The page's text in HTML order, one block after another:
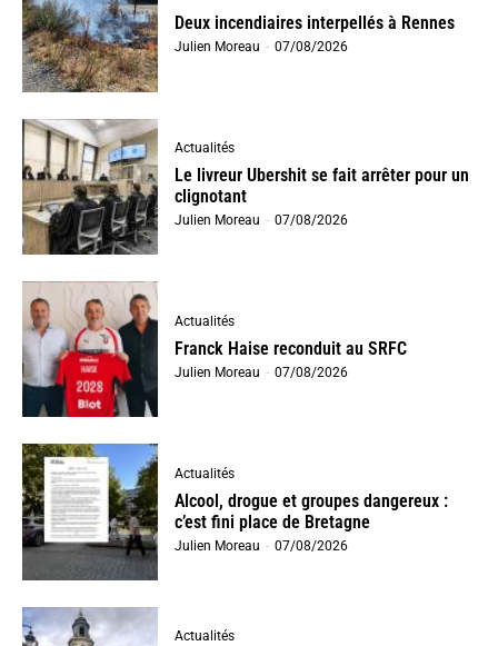
Deux incendiaires interpellés à Rennes
Julien Moreau - 07/08/2026
Actualités
Le livreur Ubershit se fait arrêter pour un
clignotant
Julien Moreau - 07/08/2026
Actualités
Franck Haise reconduit au SRFC
Julien Moreau - 07/08/2026
Actualités
Alcool, drogue et groupes dangereux :
c’est fini place de Bretagne
Julien Moreau - 07/08/2026
Actualités